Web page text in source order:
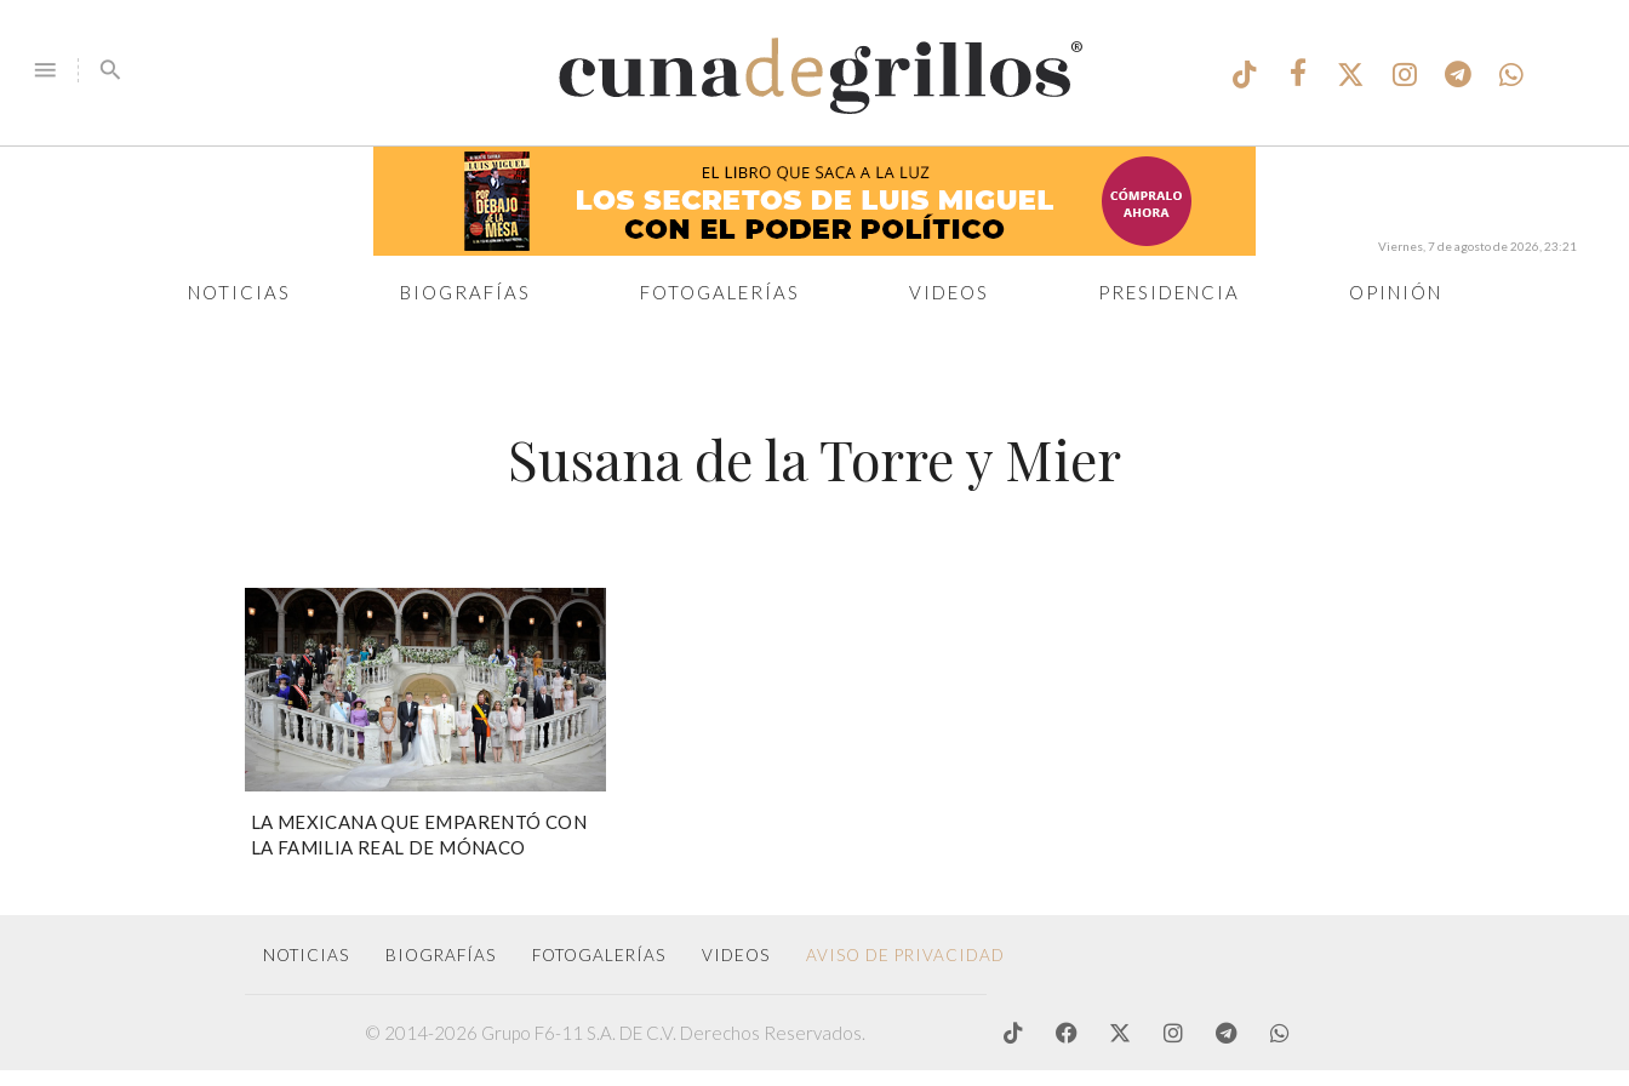
menu search
®
NOTICIAS BIOGRAFÍAS FOTOGALERÍAS VIDEOS PRESIDENCIA OPINIÓN
Viernes, 7 de agosto de 2026, 23:21
Susana de la Torre y Mier
LA MEXICANA QUE EMPARENTÓ CON
LA FAMILIA REAL DE MÓNACO
NOTICIAS BIOGRAFÍAS FOTOGALERÍAS VIDEOS AVISO DE PRIVACIDAD
© 2014-2026 Grupo F6-11 S.A. DE C.V. Derechos Reservados.